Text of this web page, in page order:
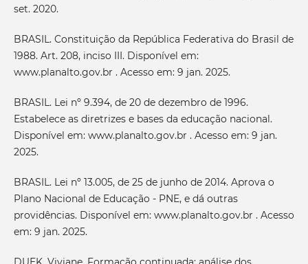
set. 2020.
BRASIL. Constituição da República Federativa do Brasil de
1988. Art. 208, inciso III. Disponível em:
www.planalto.gov.br . Acesso em: 9 jan. 2025.
BRASIL. Lei nº 9.394, de 20 de dezembro de 1996.
Estabelece as diretrizes e bases da educação nacional.
Disponível em: www.planalto.gov.br . Acesso em: 9 jan.
2025.
BRASIL. Lei nº 13.005, de 25 de junho de 2014. Aprova o
Plano Nacional de Educação - PNE, e dá outras
providências. Disponível em: www.planalto.gov.br . Acesso
em: 9 jan. 2025.